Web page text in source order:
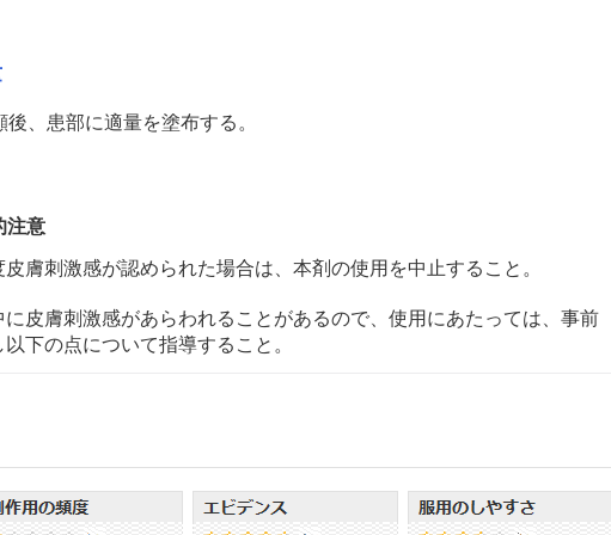
後、患部に適量を塗布する。
注意
膚刺激感が認められた場合は、本剤の使用を中止すること。
に皮膚刺激感があらわれることがあるので、使用にあたっては、事前
下の点について指導すること。
に入らないように注意すること。万一、眼に入った場合は直ちに水
と。